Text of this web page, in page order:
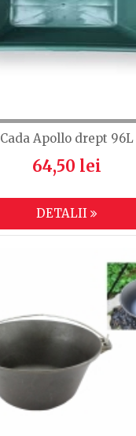
Cada Apollo drept 96L
64,50 lei
DETALII